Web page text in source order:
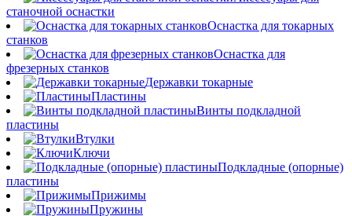
станочной оснастки
Оснастка для токарных
станков
Оснастка для
фрезерных станков
Державки токарные
Пластины
Винты подкладной
пластины
Втулки
Ключи
Подкладные (опорные)
пластины
Прижимы
Пружины